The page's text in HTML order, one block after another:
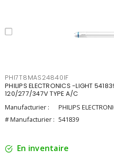
PHI7T8MAS24840IF
PHILIPS ELECTRONICS -LIGHT
120/277/347V TYPE A/C
Manufacturier :
PHILIPS
# Manufacturier : 541839
En inventaire